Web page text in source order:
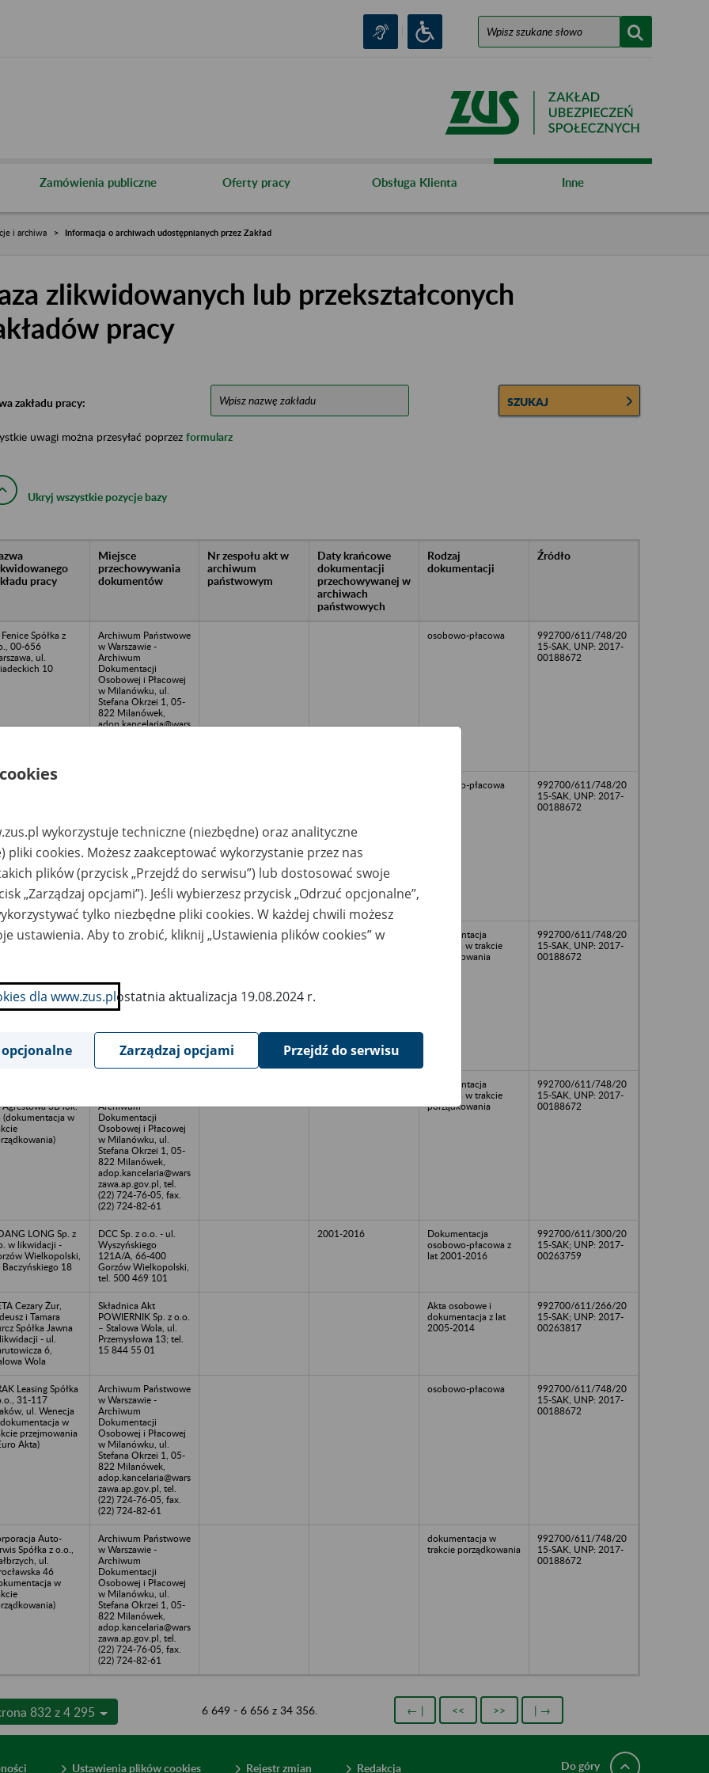
Zamówienia publiczne Oferty pracy Obsługa Klienta Inne
i archiwa Informacja o archiwach udostępnianych przez Zakład
zlikwidowanych lub przekształconych
pracy
zakładu pracy: SZUKAJ
uwagi można przesyłać poprzez formularz
Ukryj wszystkie pozycje bazy
pracy
Miejsce
przechowywania
dokumentów
Nr zespołu akt w
archiwum
państwowym
Daty krańcowe
dokumentacji
przechowywanej w
archiwach
państwowych
Rodzaj
dokumentacji
Źródło
Fenice Spółka z
00-656
ul.
10
Archiwum Państwowe
w Warszawie -
Archiwum
Dokumentacji
Osobowej i Płacowej
w Milanówku, ul.
Stefana Okrzei 1, 05-
822 Milanówek,
adop.kancelaria@wars
osobowo-płacowa
992700/611/748/20
15-SAK, UNP: 2017-
00188672
Osobowej i Płacowej
w Milanówku, ul.
Stefana Okrzei 1, 05-
adop.kancelaria@wars
zawa.ap.gov.pl, tel.
(22) 724-76-05, fax.
(22) 724-82-61
osobowo-płacowa
992700/611/748/20
15-SAK, UNP: 2017-
00188672
Trade Spółka z
w likwidacji, 01-
Archiwum Państwowe
w Warszawie -
w Milanówku, ul.
Stefana Okrzei 1, 05-
822 Milanówek,
zawa.ap.gov.pl, tel.
(22) 724-76-05, fax.
(22) 724-82-61
dokumentacja
kadrowa w trakcie
porządkowania
992700/611/748/20
15-SAK, UNP: 2017-
00188672
Agrestowa 3B lok.
(dokumentacja w
Archiwum
Dokumentacji
Osobowej i Płacowej
w Milanówku, ul.
Stefana Okrzei 1, 05-
822 Milanówek,
adop.kancelaria@wars
zawa.ap.gov.pl, tel.
(22) 724-76-05, fax.
(22) 724-82-61
dokumentacja
kadrowa w trakcie
porządkowania
992700/611/748/20
15-SAK, UNP: 2017-
00188672
LONG Sp. z
w likwidacji -
Wielkopolski,
Baczyńskiego 18
DCC Sp. z o.o. - ul.
Wyszyńskiego
121A/A, 66-400
Gorzów Wielkopolski,
tel. 500 469 101
2001-2016
Dokumentacja
osobowo-płacowa z
lat 2001-2016
992700/611/300/20
15-SAK; UNP: 2017-
00263759
Cezary Żur,
i Tamara
Spółka Jawna
- ul.
6,
Wola
Składnica Akt
POWIERNIK Sp. z o.o.
– Stalowa Wola, ul.
Przemysłowa 13; tel.
15 844 55 01
Akta osobowe i
dokumentacja z lat
2005-2014
992700/611/266/20
15-SAK; UNP: 2017-
00263817
Leasing Spółka
31-117
ul. Wenecja
w
przejmowania
Akta)
Archiwum Państwowe
w Warszawie -
Archiwum
Dokumentacji
Osobowej i Płacowej
w Milanówku, ul.
Stefana Okrzei 1, 05-
822 Milanówek,
adop.kancelaria@wars
zawa.ap.gov.pl, tel.
(22) 724-76-05, fax.
(22) 724-82-61
osobowo-płacowa
992700/611/748/20
15-SAK, UNP: 2017-
00188672
Auto-
Spółka z o.o.,
ul.
46
w
Archiwum Państwowe
w Warszawie -
Archiwum
Dokumentacji
Osobowej i Płacowej
w Milanówku, ul.
Stefana Okrzei 1, 05-
822 Milanówek,
adop.kancelaria@wars
zawa.ap.gov.pl, tel.
(22) 724-76-05, fax.
(22) 724-82-61
dokumentacja w
trakcie porządkowania
992700/611/748/20
15-SAK, UNP: 2017-
00188672
832 z 4 295 6 649 - 6 656 z 34 356. ← | << >> | →
Ustawienia plików cookies Rejestr zmian Redakcja Do góry
wykorzystuje techniczne (niezbędne) oraz analityczne
pliki cookies. Możesz zaakceptować wykorzystanie przez nas
plików (przycisk „Przejdź do serwisu”) lub dostosować swoje
„Zarządzaj opcjami”). Jeśli wybierzesz przycisk „Odrzuć opcjonalne”,
tylko niezbędne pliki cookies. W każdej chwili możesz
ustawienia. Aby to zrobić, kliknij „Ustawienia plików cookies” w
dla www.zus.plostatnia aktualizacja 19.08.2024 r.
Zarządzaj opcjami Przejdź do serwisu